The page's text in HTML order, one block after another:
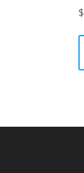
$